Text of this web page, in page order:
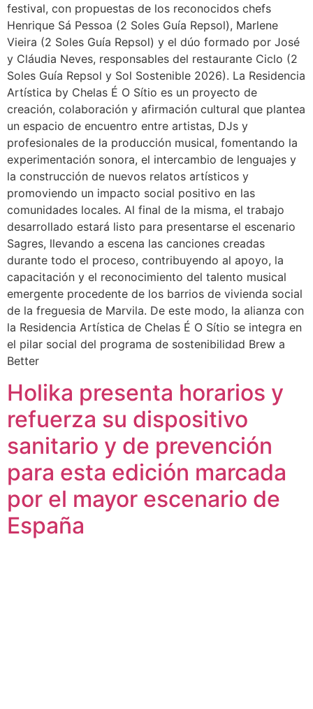
festival, con propuestas de los reconocidos chefs
Henrique Sá Pessoa (2 Soles Guía Repsol), Marlene
Vieira (2 Soles Guía Repsol) y el dúo formado por José
y Cláudia Neves, responsables del restaurante Ciclo (2
Soles Guía Repsol y Sol Sostenible 2026). La Residencia
Artística by Chelas É O Sítio es un proyecto de
creación, colaboración y afirmación cultural que plantea
un espacio de encuentro entre artistas, DJs y
profesionales de la producción musical, fomentando la
experimentación sonora, el intercambio de lenguajes y
la construcción de nuevos relatos artísticos y
promoviendo un impacto social positivo en las
comunidades locales. Al final de la misma, el trabajo
desarrollado estará listo para presentarse el escenario
Sagres, llevando a escena las canciones creadas
durante todo el proceso, contribuyendo al apoyo, la
capacitación y el reconocimiento del talento musical
emergente procedente de los barrios de vivienda social
de la freguesia de Marvila. De este modo, la alianza con
la Residencia Artística de Chelas É O Sítio se integra en
el pilar social del programa de sostenibilidad Brew a
Better
Holika presenta horarios y
refuerza su dispositivo
sanitario y de prevención
para esta edición marcada
por el mayor escenario de
España